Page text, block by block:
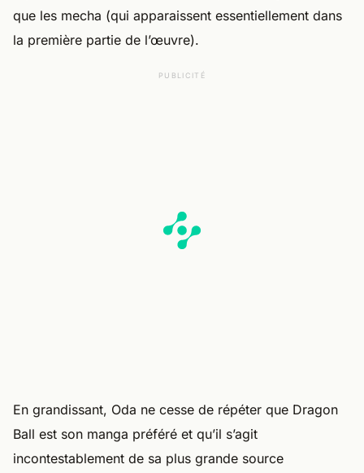
que les mecha (qui apparaissent essentiellement dans
la première partie de l’œuvre).
PUBLICITÉ
En grandissant, Oda ne cesse de répéter que Dragon
Ball est son manga préféré et qu’il s’agit
incontestablement de sa plus grande source